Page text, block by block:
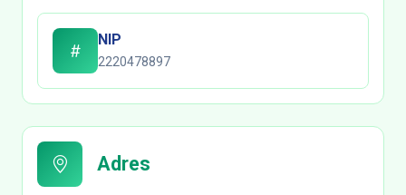
NIP
2220478897
Adres